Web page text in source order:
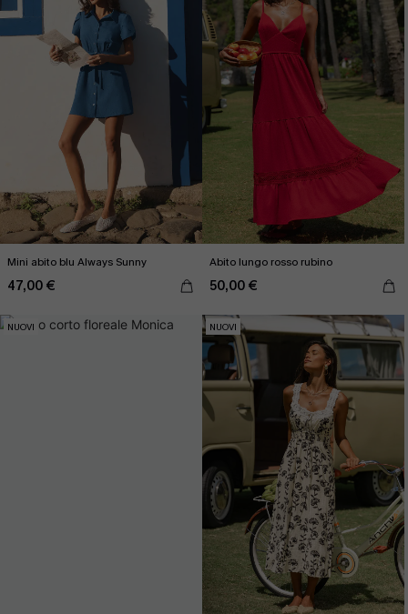
Mini abito blu Always Sunny
47,00 €
Abito lungo rosso rubino
50,00 €
NUOVI NUOVI